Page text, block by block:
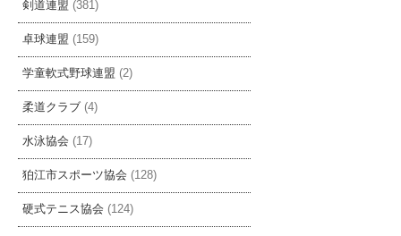
剣道連盟 (381)
卓球連盟 (159)
学童軟式野球連盟 (2)
柔道クラブ (4)
水泳協会 (17)
狛江市スポーツ協会 (128)
硬式テニス協会 (124)